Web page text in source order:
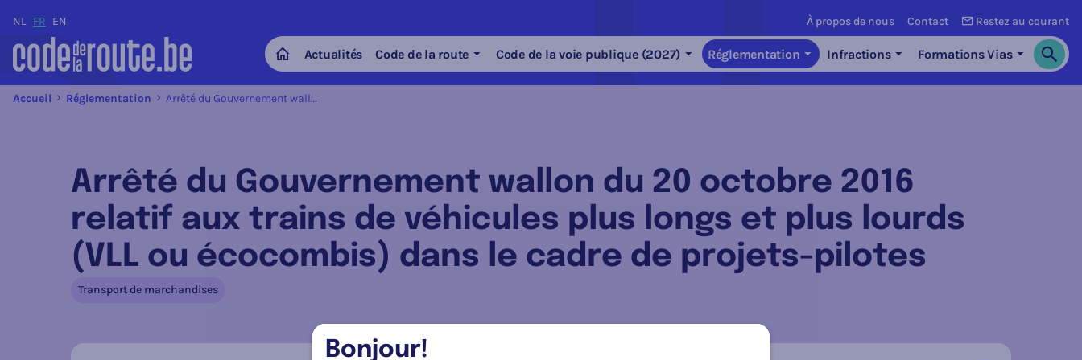
NL FR EN À propos de nous Contact Restez au courant
HomeActualités Code de la route Code de la voie publique (2027) Réglementation Infractions Formations Vias
Accueil Réglementation Arrêté du Gouvernement wallon du 20 octobre 2016 relatif aux trains de véhicules plus longs et plus lourds (VLL ou écocombis) dans le cadre de projets-pilotes
Arrêté du Gouvernement wallon du 20 octobre 2016
relatif aux trains de véhicules plus longs et plus lourds
(VLL ou écocombis) dans le cadre de projets-pilotes
Transport de marchandises
Bonjour!